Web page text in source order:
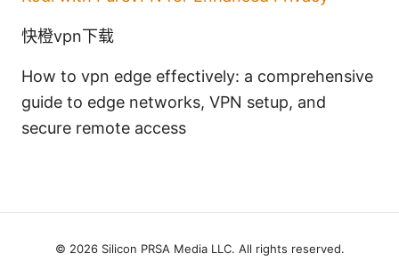
快橙vpn下载
How to vpn edge effectively: a comprehensive
guide to edge networks, VPN setup, and
secure remote access
© 2026 Silicon PRSA Media LLC. All rights reserved.